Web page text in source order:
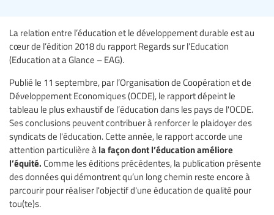
La relation entre l’éducation et le développement durable est au
cœur de l’édition 2018 du rapport Regards sur l’Education
(Education at a Glance – EAG).
Publié le 11 septembre, par l’Organisation de Coopération et de
Développement Economiques (OCDE), le rapport dépeint le
tableau le plus exhaustif de l’éducation dans les pays de l'OCDE.
Ses conclusions peuvent contribuer à renforcer le plaidoyer des
syndicats de l'éducation. Cette année, le rapport accorde une
attention particulière à la façon dont l’éducation améliore
l’équité. Comme les éditions précédentes, la publication présente
des données qui démontrent qu’un long chemin reste encore à
parcourir pour réaliser l'objectif d'une éducation de qualité pour
tou(te)s.